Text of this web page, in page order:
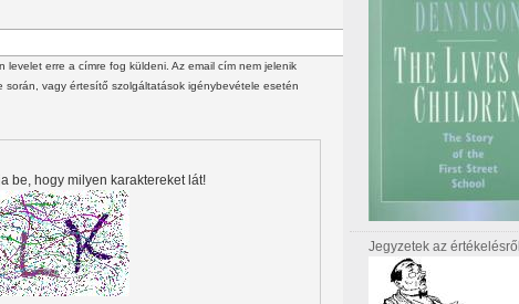
levelet erre a címre fog küldeni. Az email cím nem jelenik
során, vagy értesítő szolgáltatások igénybevétele esetén
be, hogy milyen karaktereket lát!
Jegyzetek az értékelésről